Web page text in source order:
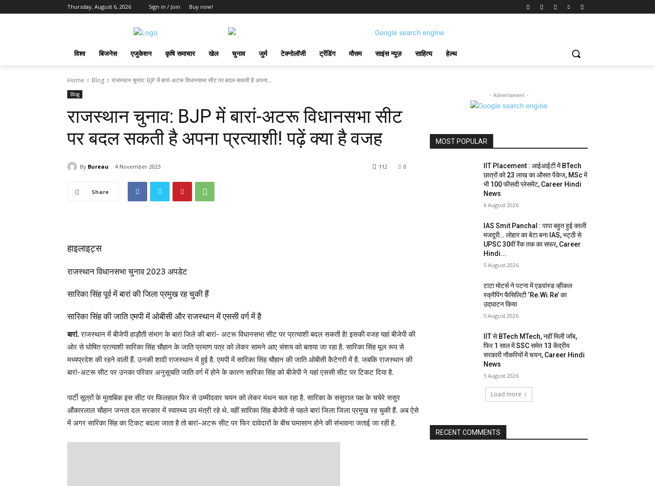
Thursday, August 6, 2026 Sign in / Join Buy now!
विश्व बिजनेस एजुकेशन कृषि समाचार खेल चुनाव जुर्म टेक्नोलॉजी ट्रेंडिंग मौसम साइंस न्यूज़ साहित्य हेल्थ
Home Blog राजस्थान चुनाव: BJP में बारां-अटरू विधानसभा सीट पर बदल सकती है अपना...
Blog
राजस्थान चुनाव: BJP में बारां-अटरू विधानसभा सीट
पर बदल सकती है अपना प्रत्याशी! पढ़ें क्या है वजह
By Bureau 4 November 2023 0
112
Share
हाइलाइट्स
राजस्थान विधानसभा चुनाव 2023 अपडेट
सारिका सिंह पूर्व में बारां की जिला प्रमुख रह चुकी हैं
सारिका सिंह की जाति एमपी में ओबीसी और राजस्थान में एससी वर्ग में है
बारां.राजस्थान में बीजेपी हाड़ौती संभाग के बारां जिले की बारां- अटरू विधानसभा सीट पर प्रत्याशी बदल सकती है! इसकी वजह यहां बीजेपी की
ओर से घोषित प्रत्याशी सारिका सिंह चौहान के जाति प्रमाण पत्र को लेकर सामने आए संशय को बताया जा रहा है. सारिका सिंह मूल रूप से
मध्यप्रदेश की रहने वाली हैं. उनकी शादी राजस्थान में हुई है. एमपी में सारिका सिंह चौहान की जाति ओबीसी कैटेगरी में है. जबकि राजस्थान की
बारां-अटरू सीट पर उनका परिवार अनुसूचति जाति वर्ग में होने के कारण सारिका सिंह को बीजेपी ने यहां एससी सीट पर टिकट दिया है.
पार्टी सूत्रों के मुताबिक इस सीट पर फिलहाल फिर से उम्मीदवार चयन को लेकर मंथन चल रहा है. सारिका के ससुराल पक्ष के चचेरे ससुर
औंकारलाल चौहान जनता दल सरकार में स्वास्थ्य उप मंत्री रहे थे. वहीं सारिका सिंह बीजेपी से पहले बारां जिला जिला प्रमुख रह चुकी हैं. अब ऐसे
में अगर सारिका सिंह का टिकट बदला जाता है तो बारां-अटरू सीट पर फिर दावेदारों के बीच घमासान होने की संभावना जताई जा रही है.
- Advertisment -
MOST POPULAR
IIT Placement : आईआईटी में BTech
छात्रों को 23 लाख का औसत पैकेज, MSc में
भी 100 फीसदी प्लेसमेंट, Career Hindi
News
6 August 2026
IAS Smit Panchal : पापा बहुत हुई काली
मजदूरी… लोहार का बेटा बना IAS, भट्ठी से
UPSC 30वीं रैंक तक का सफर, Career
Hindi...
5 August 2026
टाटा मोटर्स ने पटना में एडवांस्ड व्हीकल
स्क्रैपिंग फैसिलिटी ‘Re.Wi.Re’ का
उद्घाटन किया
5 August 2026
IIT से BTech MTech, नहीं मिली जॉब,
फिर 1 साल में SSC समेत 13 केंद्रीय
सरकारी नौकरियों में चयन, Career Hindi
News
5 August 2026
Load more
RECENT COMMENTS